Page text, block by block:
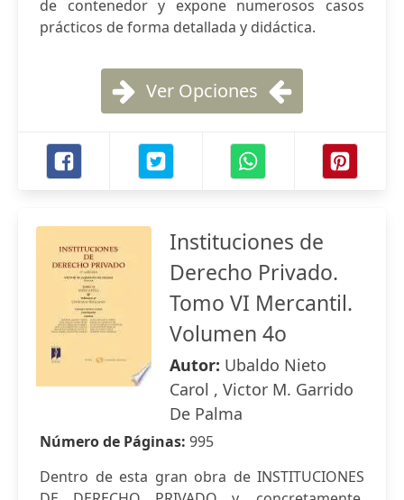
de contenedor y expone numerosos casos
prácticos de forma detallada y didáctica.
Ver Opciones
Instituciones de
Derecho Privado.
Tomo VI Mercantil.
Volumen 4o
Autor: Ubaldo Nieto
Carol , Victor M. Garrido
De Palma
Número de Páginas: 995
Dentro de esta gran obra de INSTITUCIONES